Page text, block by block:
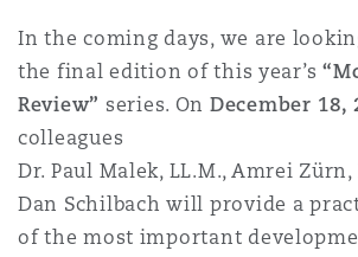
In the coming days, we are
the final edition of this year’s
Review” series. On December 18,
colleagues
Dr. Paul Malek, LL.M., Amrei Zürn,
Dan Schilbach will provide a
of the most important